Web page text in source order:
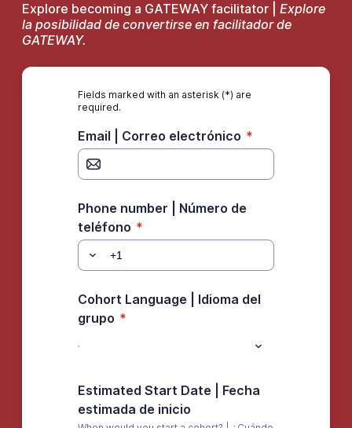
Explore becoming a GATEWAY facilitator | Explore
la posibilidad de convertirse en facilitador de
GATEWAY.
Fields marked with an asterisk (*) are
required.
Email | Correo electrónico *
Phone number | Número de
teléfono *
Cohort Language | Idioma del
grupo *
Estimated Start Date | Fecha
estimada de inicio